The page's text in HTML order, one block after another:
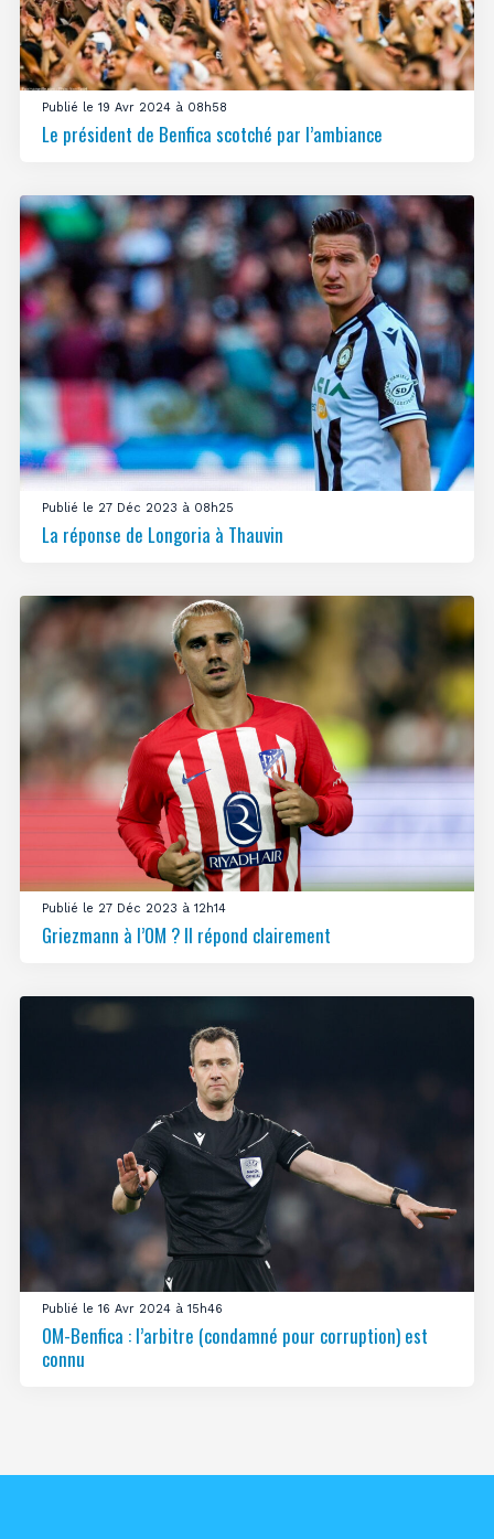
Publié le 19 Avr 2024 à 08h58
Le président de Benfica scotché par l’ambiance
Publié le 27 Déc 2023 à 08h25
La réponse de Longoria à Thauvin
Publié le 27 Déc 2023 à 12h14
Griezmann à l’OM ? Il répond clairement
Publié le 16 Avr 2024 à 15h46
OM-Benfica : l’arbitre (condamné pour corruption) est
connu